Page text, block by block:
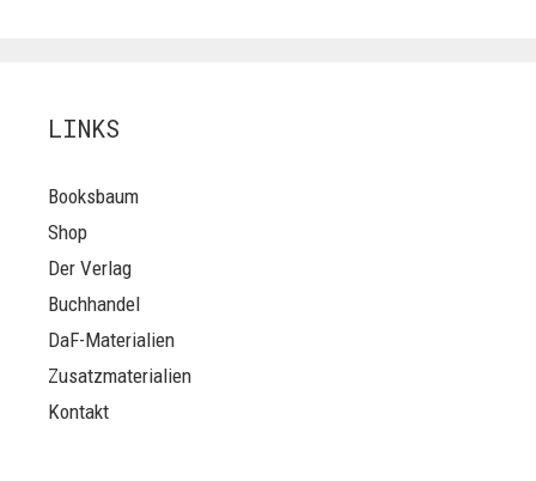
LINKS
Booksbaum
Shop
Der Verlag
Buchhandel
DaF-Materialien
Zusatzmaterialien
Kontakt